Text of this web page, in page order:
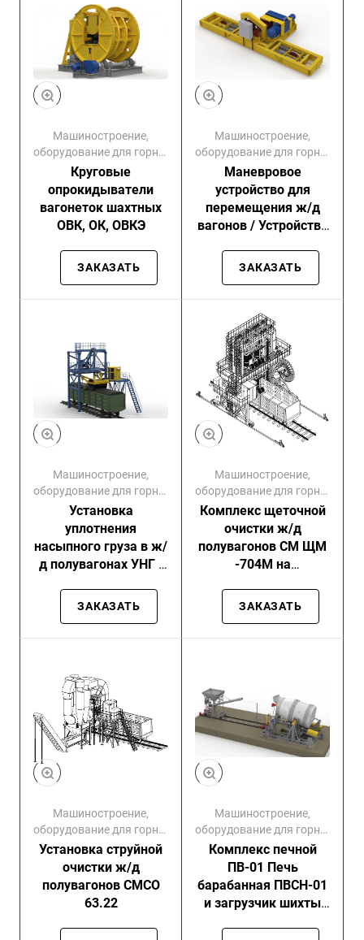
Машиностроение,
оборудование для горно-
обогатительных
комбинатов
Круговые
опрокидыватели
вагонеток шахтных
ОВК, ОК, ОВКЭ
ЗАКАЗАТЬ
Машиностроение,
оборудование для горно-
обогатительных
комбинатов
Маневровое
устройство для
перемещения ж/д
вагонов / Устройство
вагонов МУ-6 / МУ-8 /
МУ-12 / МУ-20 / МУ-25
/ МУ-30
ЗАКАЗАТЬ
Машиностроение,
оборудование для горно-
обогатительных
комбинатов
Установка
уплотнения
насыпного груза в ж/
д полувагонах УНГ /
ЗАКАЗАТЬ
Машиностроение,
оборудование для горно-
обогатительных
комбинатов
Комплекс щеточной
очистки ж/д
полувагонов СМ ЩМ
-704М на
самоходном портале
ЗАКАЗАТЬ
Машиностроение,
оборудование для горно-
обогатительных
комбинатов
Установка струйной
очистки ж/д
полувагонов СМСО
63.22
Машиностроение,
оборудование для горно-
обогатительных
комбинатов
Комплекс печной
ПВ-01 Печь
барабанная ПВСН-01
и загрузчик шихты